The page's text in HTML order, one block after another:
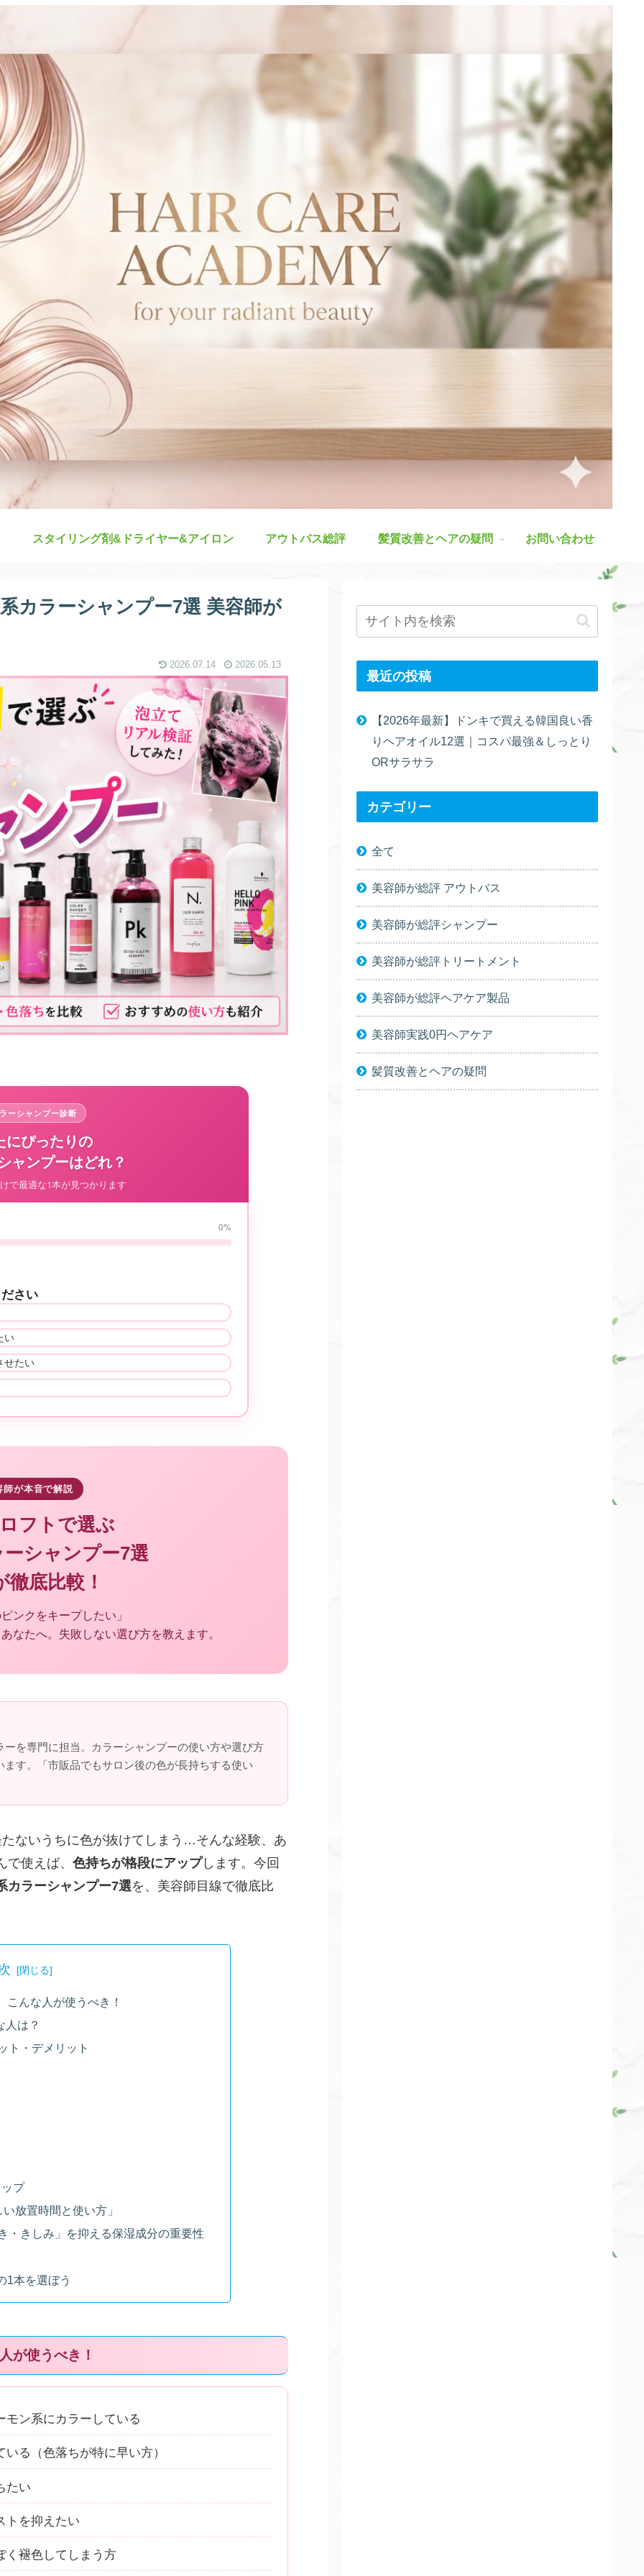
スタイリング剤&ドライヤー&アイロン アウトバス総評 髪質改善とヘアの疑問 お問い合わせ
カラーシャンプー7選 美容師が
2026.07.14 2026.05.13
ーシャンプー診断
にぴったりの
ャンプーはどれ？
で最適な1本が見つかります
0%
さい
い
せたい
師が本音で解説
フトで選ぶ
シャンプー7選
徹底比較！
ンクをキープしたい」
なたへ。失敗しない選び方を教えます。
を専門に担当。カラーシャンプーの使い方や選び方
す。「市販品でもサロン後の色が長持ちする使い
ないうちに色が抜けてしまう…そんな経験、あ
使えば、 色持ちが格段にアップします。今回
カラーシャンプー7選を、美容師目線で徹底比
こんな人が使うべき！
人は？
ト・デメリット
プ
放置時間と使い方」
・きしみ」を抑える保湿成分の重要性
1本を選ぼう
が使うべき！
モン系にカラーしている
る（色落ちが特に早い方）
たい
トを抑えたい
く褪色してしまう方
最近の投稿
【2026年最新】ドンキで買える韓国良い香
りヘアオイル12選｜コスパ最強＆しっとり
ORサラサラ
カテゴリー
全て
美容師が総評 アウトバス
美容師が総評シャンプー
美容師が総評トリートメント
美容師が総評ヘアケア製品
美容師実践0円ヘアケア
髪質改善とヘアの疑問